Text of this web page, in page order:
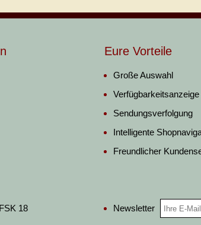
18
Eure Vorteile
Große Auswahl
Verfügbarkeitsanzeige
Sendungsverfolgung
Intelligente
Freundlicher
Newsletter